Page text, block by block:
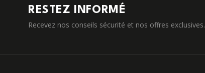
RESTEZ INFORMÉ
Recevez nos conseils sécurité et nos offres exclusives.